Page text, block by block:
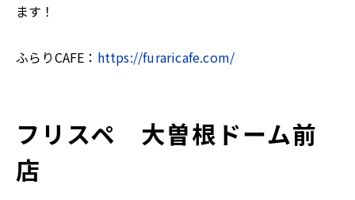
ます！
ふらりCAFE： https://furaricafe.com/
フリスペ 大曽根ドーム前
店